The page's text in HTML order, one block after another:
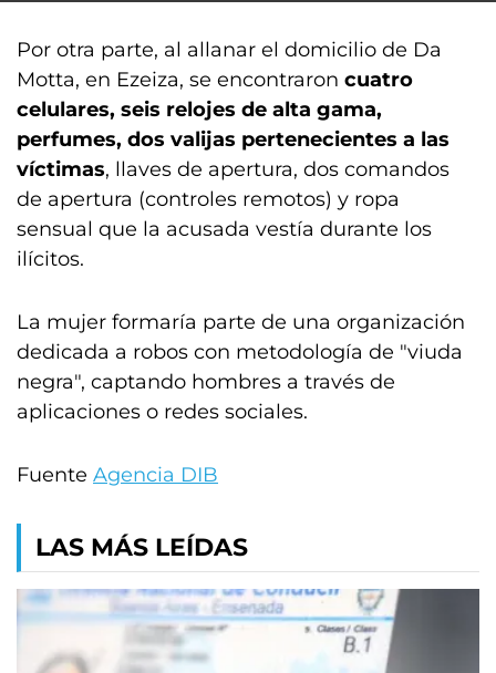
Por otra parte, al allanar el domicilio de Da
Motta, en Ezeiza, se encontraron cuatro
celulares, seis relojes de alta gama,
perfumes, dos valijas pertenecientes a las
víctimas, llaves de apertura, dos comandos
de apertura (controles remotos) y ropa
sensual que la acusada vestía durante los
ilícitos.
La mujer formaría parte de una organización
dedicada a robos con metodología de "viuda
negra", captando hombres a través de
aplicaciones o redes sociales.
Fuente Agencia DIB
LAS MÁS LEÍDAS